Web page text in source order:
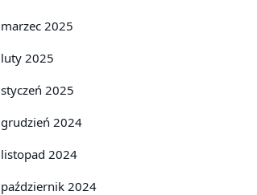
marzec 2025
luty 2025
styczeń 2025
grudzień 2024
listopad 2024
październik 2024